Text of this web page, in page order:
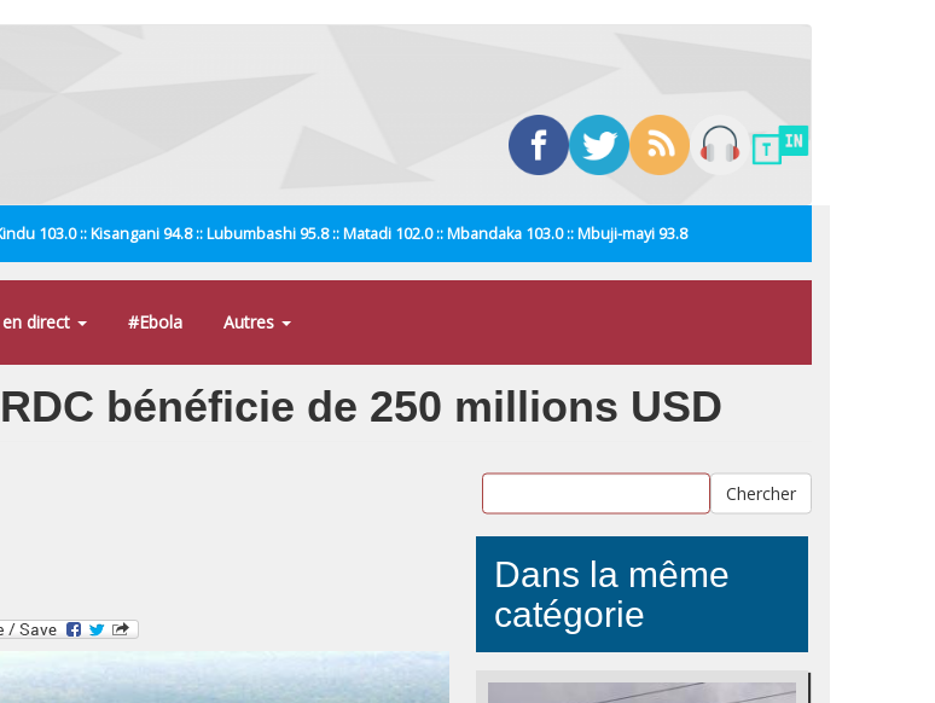
103.0 :: Kisangani 94.8 :: Lubumbashi 95.8 :: Matadi 102.0 :: Mbandaka 103.0 :: Mbuji-mayi 93.8
direct #Ebola Autres
bénéficie de 250 millions USD
Chercher
Dans la même
catégorie